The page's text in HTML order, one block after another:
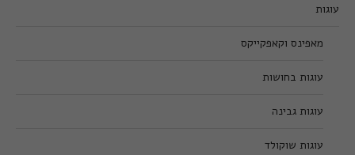
עוגות
מאפינס וקאפקייקס
עוגות בחושות
עוגות גבינה
עוגות שוקולד